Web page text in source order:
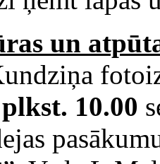
un
10.00